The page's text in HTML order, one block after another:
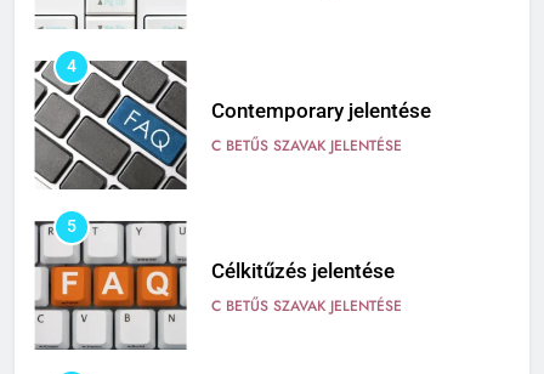
4
Contemporary jelentése
C BETŰS SZAVAK JELENTÉSE
5
Célkitűzés jelentése
C BETŰS SZAVAK JELENTÉSE